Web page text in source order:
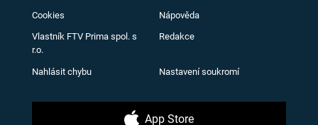
Cookies Nápověda
Vlastník FTV Prima spol. s
r.o.
Redakce
Nahlásit chybu Nastavení soukromí
App Store